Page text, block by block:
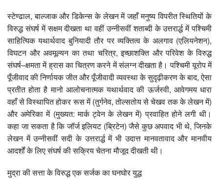
स्टेण्ढाल, बाल्जाक और डिकेन्स के लेखन में जहाँ मनुष्य विपरीत स्थितियों के
विरुद्ध संघर्ष में सक्षम दीखता था वहीं उन्नीसवीं शताब्दी के उत्तरार्द्ध में पश्चिमी
साहित्यिक यथार्थवाद बुनियादी तौर पर व्यक्तित्व के अलगाव (एलियनेशन),
विघटन और अवमूल्यन का तथा चरित्र, इच्छाशक्ति और परिवेश के विरुद्ध
संघर्ष–क्षमता में ह्रास का चित्रण करने में संलग्न दीखता है। पश्चिमी यूरोप में
पूँजीवाद की निर्णायक जीत और पूँजीवादी व्यवस्था के सुदृढ़ीकरण के बाद, ऐसा
प्रतीत होता है मानो आलोचनात्मक यथार्थवाद की ऊर्जस्वी, आवेगमय धारा
वहाँ से विस्थापित होकर रूस में (तुर्गनेव, तोल्सतोय से चेखव तक के लेखन में)
और अमेरिका में (मुख्यत: मार्क ट्वेन के लेखन में) प्रवाहित होने लगी थी।
कहा जा सकता है कि जॉर्ज इलियट (ब्रिटेन) जैसे कुछ अपवाद भी थे, जिनके
लेखन में उन्नीसवीं सदी के उत्तरार्द्ध में भी उदात्त मानवतावाद और मानवीय
आदर्शों के लिए संघर्ष की सक्रिय चेतना मौजूद दीखती थी।
मुद्रा की सत्ता के विरुद्ध एक सर्जक का घनघोर युद्ध